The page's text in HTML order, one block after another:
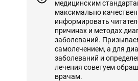
медицинским
максимально
информировать
причинах и методах
заболеваний.
самолечением, а для
заболеваний и
лечения советуем
врачам.